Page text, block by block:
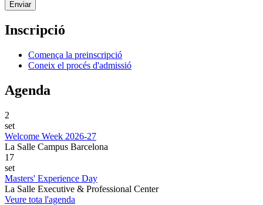
Inscripció
Comença la preinscripció
Coneix el procés d'admissió
Agenda
2
set
Welcome Week 2026-27
La Salle Campus Barcelona
17
set
Masters' Experience Day
La Salle Executive & Professional Center
Veure tota l'agenda